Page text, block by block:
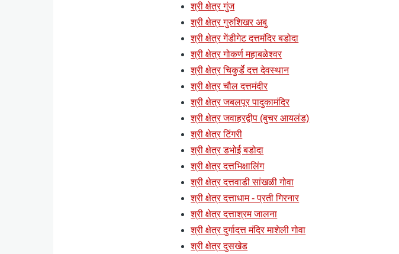
श्री क्षेत्र गुंज
श्री क्षेत्र गुरुशिखर अबु
श्री क्षेत्र गेंडीगेट दत्तमंदिर बडोदा
श्री क्षेत्र गोकर्ण महाबळेश्वर
श्री क्षेत्र चिकुर्डे दत्त देवस्थान
श्री क्षेत्र चौल दत्तमंदीर
श्री क्षेत्र जबलपूर पादुकामंदिर
श्री क्षेत्र जवाहरद्वीप (बुचर आयलंड)
श्री क्षेत्र टिंगरी
श्री क्षेत्र डभोई बडोदा
श्री क्षेत्र दत्तभिक्षालिंग
श्री क्षेत्र दत्तवाडी सांखळी गोवा
श्री क्षेत्र दत्ताधाम - प्रती गिरनार
श्री क्षेत्र दत्ताश्रम जालना
श्री क्षेत्र दुर्गादत्त मंदिर माशेली गोवा
श्री क्षेत्र दुसखेड